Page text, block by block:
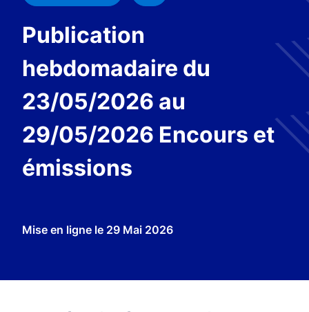
Publication
hebdomadaire du
23/05/2026 au
29/05/2026 Encours et
émissions
Mise en ligne le 29 Mai 2026